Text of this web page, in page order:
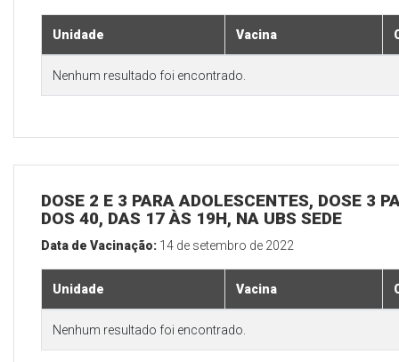
Unidade Vacina
Nenhum resultado foi encontrado.
DOSE 2 E 3 PARA ADOLESCENTES, DOSE 3
DOS 40, DAS 17 ÀS 19H, NA UBS SEDE
Data de Vacinação: 14 de setembro de 2022
Unidade Vacina
Nenhum resultado foi encontrado.